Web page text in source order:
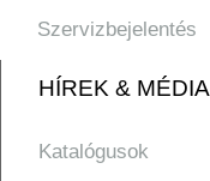
Szervizbejelentés
HÍREK & MÉDIA
Katalógusok